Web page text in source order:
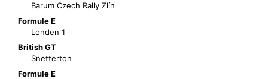
Barum Czech Rally Zlín
Formule E
Londen 1
British GT
Snetterton
Formule E